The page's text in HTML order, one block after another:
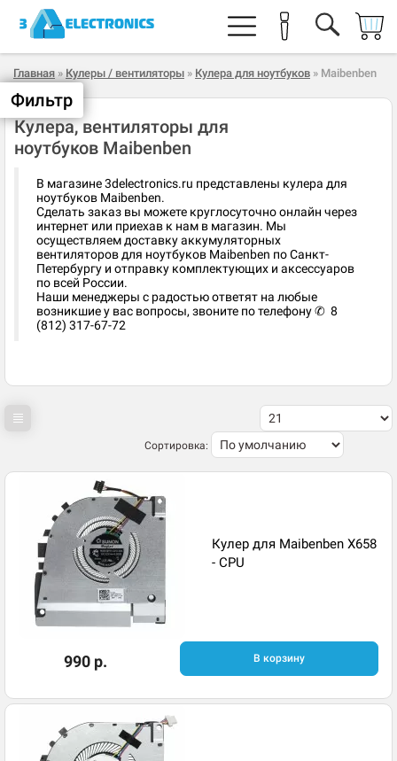
Главная » Кулеры / вентиляторы » Кулера для ноутбуков » Maibenben
Кулера, вентиляторы для
ноутбуков Maibenben
В магазине 3delectronics.ru представлены кулера для
ноутбуков Maibenben.
Сделать заказ вы можете круглосуточно онлайн через
интернет или приехав к нам в магазин. Мы
осуществляем доставку аккумуляторных
вентиляторов для ноутбуков Maibenben по Санкт-
Петербургу и отправку комплектующих и аксессуаров
по всей России.
Наши менеджеры с радостью ответят на любые
возникшие у вас вопросы, звоните по телефону ✆ 8
(812) 317-67-72
Сортировка:
Кулер для Maibenben X658
- CPU
990 р. В корзину
Фильтр